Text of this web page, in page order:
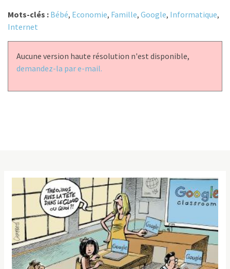
Mots-clés : Bébé, Economie, Famille, Google, Informatique,
Internet
Aucune version haute résolution n'est disponible,
demandez-la par e-mail.